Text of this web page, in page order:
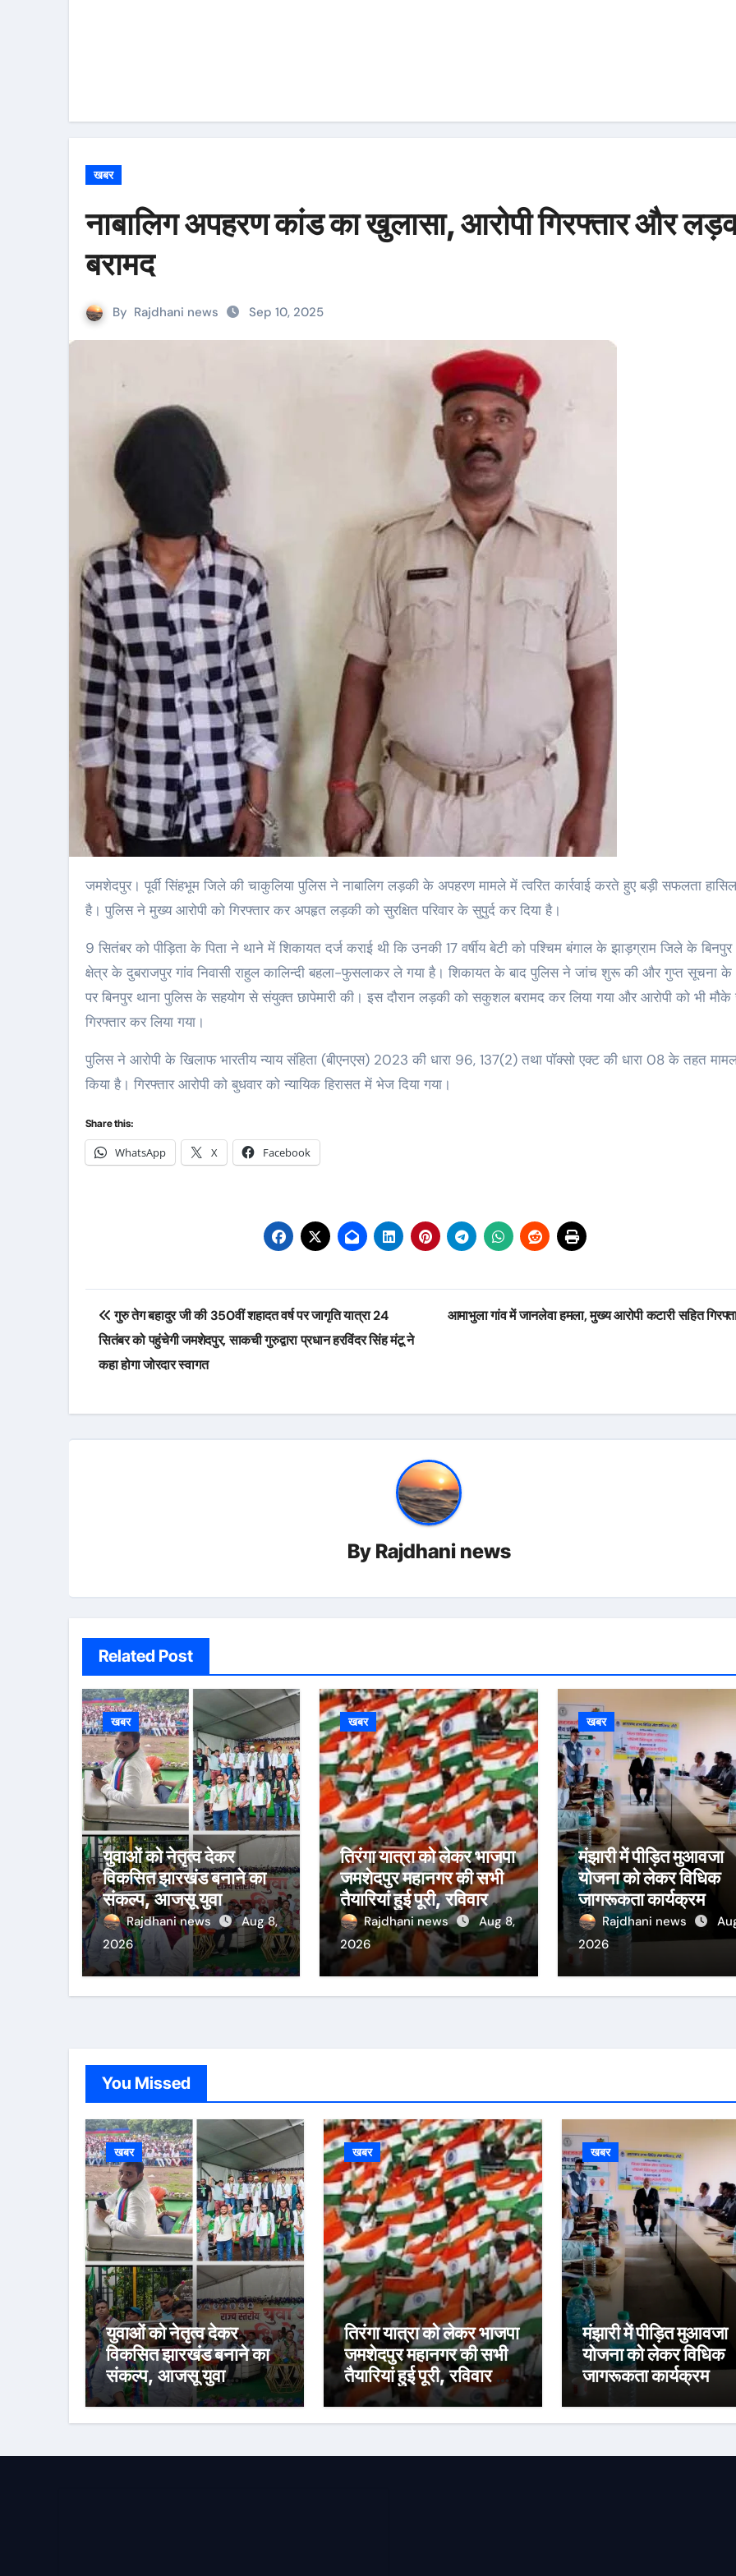
खबर
नाबालिग अपहरण कांड का खुलासा, आरोपी गिरफ्तार और
बरामद
By Rajdhani news Sep 10, 2025
जमशेदपुर। पूर्वी सिंहभूम जिले की चाकुलिया पुलिस ने नाबालिग लड़की के अपहरण मामले में त्वरित कार्रवाई करते हुए बड़ी सफलता हासिल की
है। पुलिस ने मुख्य आरोपी को गिरफ्तार कर अपहृत लड़की को सुरक्षित परिवार के सुपुर्द कर दिया है।
9 सितंबर को पीड़िता के पिता ने थाने में शिकायत दर्ज कराई थी कि उनकी 17 वर्षीय बेटी को पश्चिम बंगाल के झाड़ग्राम जिले के बिनपुर
क्षेत्र के दुबराजपुर गांव निवासी राहुल कालिन्दी बहला-फुसलाकर ले गया है। शिकायत के बाद पुलिस ने जांच शुरू की और गुप्त सूचना
पर बिनपुर थाना पुलिस के सहयोग से संयुक्त छापेमारी की। इस दौरान लड़की को सकुशल बरामद कर लिया गया और आरोपी को भी
गिरफ्तार कर लिया गया।
पुलिस ने आरोपी के खिलाफ भारतीय न्याय संहिता (बीएनएस) 2023 की धारा 96, 137(2) तथा पॉक्सो एक्ट की धारा 08 के तहत
किया है। गिरफ्तार आरोपी को बुधवार को न्यायिक हिरासत में भेज दिया गया।
Share this:
WhatsApp X Facebook
Post
navigation
गुरु तेग बहादुर जी की 350वीं शहादत वर्ष पर जागृति यात्रा 24
सितंबर को पहुंचेगी जमशेदपुर, साकची गुरुद्वारा प्रधान हरविंदर सिंह मंटू ने
कहा होगा जोरदार स्वागत
आमाभुला गांव में जानलेवा हमला, मुख्य आरोपी कटारी सहित
By Rajdhani news
Related Post
खबर
युवाओं को नेतृत्व देकर
विकसित झारखंड बनाने का
संकल्प, आजसू युवा
अधिवेशन के समापन पर
सुदेश महतो ने सरकार को
घेरा
Rajdhani news
Aug 8,
2026
खबर
तिरंगा यात्रा को लेकर भाजपा
जमशेदपुर महानगर की सभी
तैयारियां हुई पूरी, रविवार को
साकची नेताजी सुभाष मैदान
से निकलेगी विशाल तिरंगा
यात्रा
Rajdhani news
Aug 8,
2026
खबर
मंझारी में पीड़ित मुआवजा
योजना को लेकर विधिक
जागरूकता कार्यक्रम
Rajdhani news
2026
You Missed
खबर
युवाओं को नेतृत्व देकर
विकसित झारखंड बनाने का
संकल्प, आजसू युवा
अधिवेशन के समापन पर
सुदेश महतो ने सरकार को
खबर
तिरंगा यात्रा को लेकर भाजपा
जमशेदपुर महानगर की सभी
तैयारियां हुई पूरी, रविवार को
साकची नेताजी सुभाष मैदान
से निकलेगी विशाल तिरंगा
खबर
मंझारी में पीड़ित मुआवजा
योजना को लेकर विधिक
जागरूकता कार्यक्रम